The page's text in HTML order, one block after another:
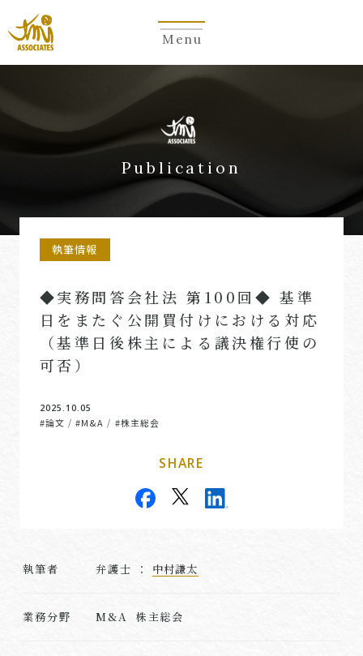
Menu
Publication
執筆情報
◆実務問答会社法 第100回◆ 基準
日をまたぐ公開買付けにおける対応
（基準日後株主による議決権行使の
可否）
2025.10.05
#論文 / #M&A / #株主総会
SHARE
執筆者 弁護士 ： 中村謙太
業務分野 M&A 株主総会